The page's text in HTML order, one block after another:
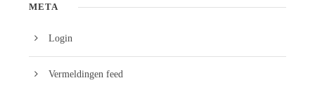
META
Login
Vermeldingen feed